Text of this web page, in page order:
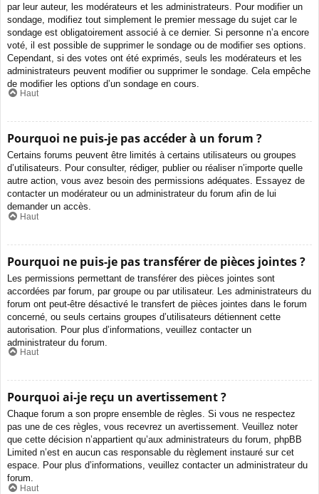
par leur auteur, les modérateurs et les administrateurs. Pour modifier un
sondage, modifiez tout simplement le premier message du sujet car le
sondage est obligatoirement associé à ce dernier. Si personne n’a encore
voté, il est possible de supprimer le sondage ou de modifier ses options.
Cependant, si des votes ont été exprimés, seuls les modérateurs et les
administrateurs peuvent modifier ou supprimer le sondage. Cela empêche
de modifier les options d’un sondage en cours.
Haut
Pourquoi ne puis-je pas accéder à un forum ?
Certains forums peuvent être limités à certains utilisateurs ou groupes
d’utilisateurs. Pour consulter, rédiger, publier ou réaliser n’importe quelle
autre action, vous avez besoin des permissions adéquates. Essayez de
contacter un modérateur ou un administrateur du forum afin de lui
demander un accès.
Haut
Pourquoi ne puis-je pas transférer de pièces jointes ?
Les permissions permettant de transférer des pièces jointes sont
accordées par forum, par groupe ou par utilisateur. Les administrateurs du
forum ont peut-être désactivé le transfert de pièces jointes dans le forum
concerné, ou seuls certains groupes d’utilisateurs détiennent cette
autorisation. Pour plus d’informations, veuillez contacter un
administrateur du forum.
Haut
Pourquoi ai-je reçu un avertissement ?
Chaque forum a son propre ensemble de règles. Si vous ne respectez
pas une de ces règles, vous recevrez un avertissement. Veuillez noter
que cette décision n’appartient qu’aux administrateurs du forum, phpBB
Limited n’est en aucun cas responsable du règlement instauré sur cet
espace. Pour plus d’informations, veuillez contacter un administrateur du
forum.
Haut